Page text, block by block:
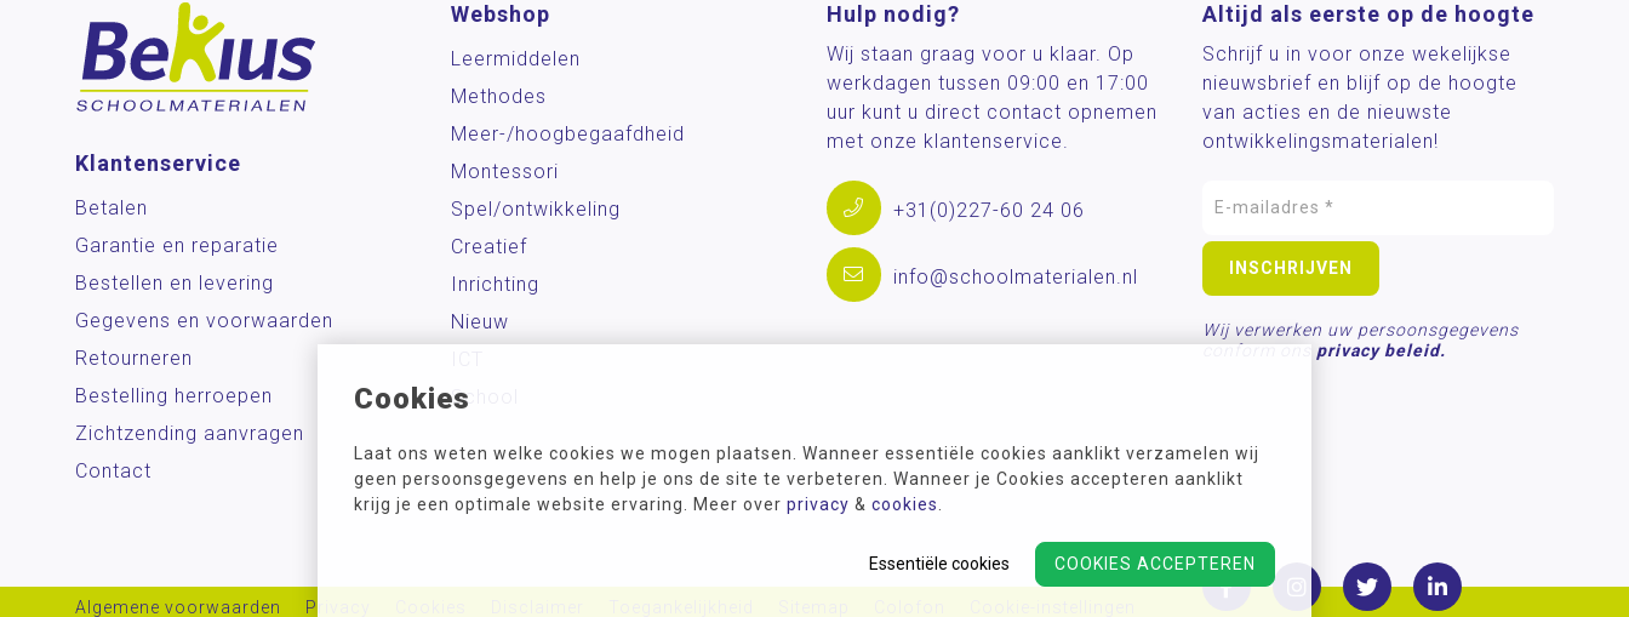
Cookies
Laat ons weten welke cookies we mogen plaatsen. Wanneer essentiële cookies aanklikt verzamelen wij
geen persoonsgegevens en help je ons de site te verbeteren. Wanneer je Cookies accepteren aanklikt
krijg je een optimale website ervaring. Meer over privacy & cookies
COOKIES ACCEPTEREN
Essentiële cookies
Klantenservice
Betalen
Garantie en reparatie
Bestellen en levering
Gegevens en voorwaarden
Retourneren
Bestelling herroepen
Zichtzending aanvragen
Contact
Webshop
Leermiddelen
Methodes
Meer-/hoog­begaafdheid
Montessori
Spel/ontwikkeling
Creatief
Inrichting
Nieuw
School
Hulp nodig?
Wij staan graag voor u klaar. Op
werkdagen tussen 09:00 en 17:00
uur kunt u direct contact opnemen
met onze klantenservice.
+31(0)227-60 24 06
info@schoolmaterialen.nl
Altijd als eerste op de hoogte
Schrijf u in voor onze wekelijkse
nieuwsbrief en blijf op de hoogte
van acties en de nieuwste
ontwikkelingsmaterialen!
Wij verwerken uw persoonsgegevens
conform ons privacy beleid.
Algemene voorwaarden Privacy